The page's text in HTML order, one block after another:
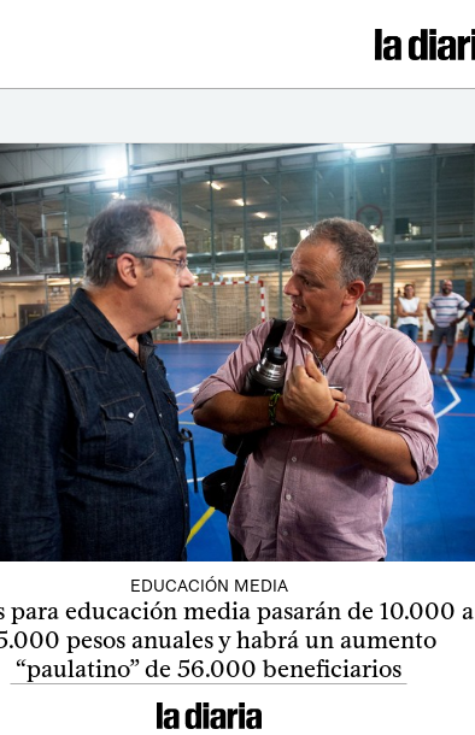
EDUCACIÓN MEDIA
para educación media pasarán de 10.000 a
pesos anuales y habrá un aumento
“paulatino” de 56.000 beneficiarios